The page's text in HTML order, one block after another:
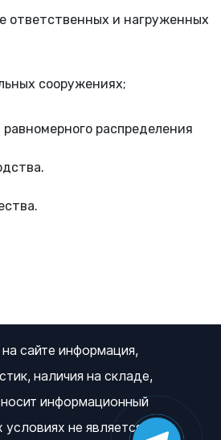
ответственных и нагруженных
сооружениях;
равномерного распределения
сайте информация,
наличия на складе,
информационный
условиях не является